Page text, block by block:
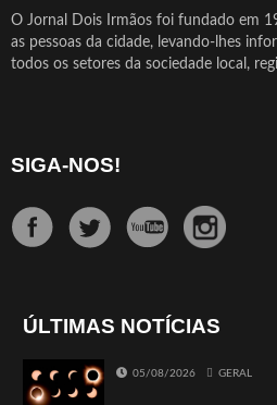
O Jornal Dois Irmãos foi fundado em
as pessoas da cidade, levando-lhes
todos os setores da sociedade local,
SIGA-NOS!
ÚLTIMAS NOTÍCIAS
05/08/2026 GERAL